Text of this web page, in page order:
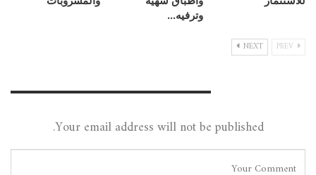
وترفيه…
NEXT
Your email address will not be published.